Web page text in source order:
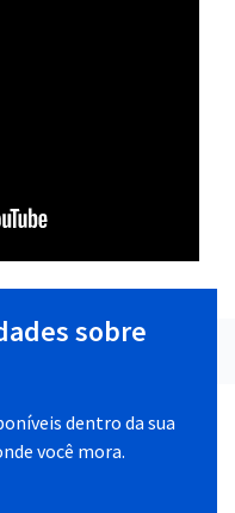
sobre
dentro da sua
você mora.